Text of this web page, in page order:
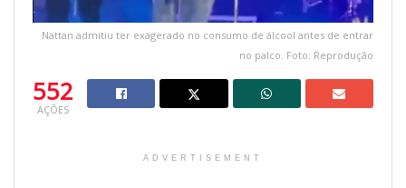
Nattan admitiu ter exagerado no consumo de álcool antes de entrar
no palco. Foto: Reprodução
552
AÇÕES
ADVERTISEMENT